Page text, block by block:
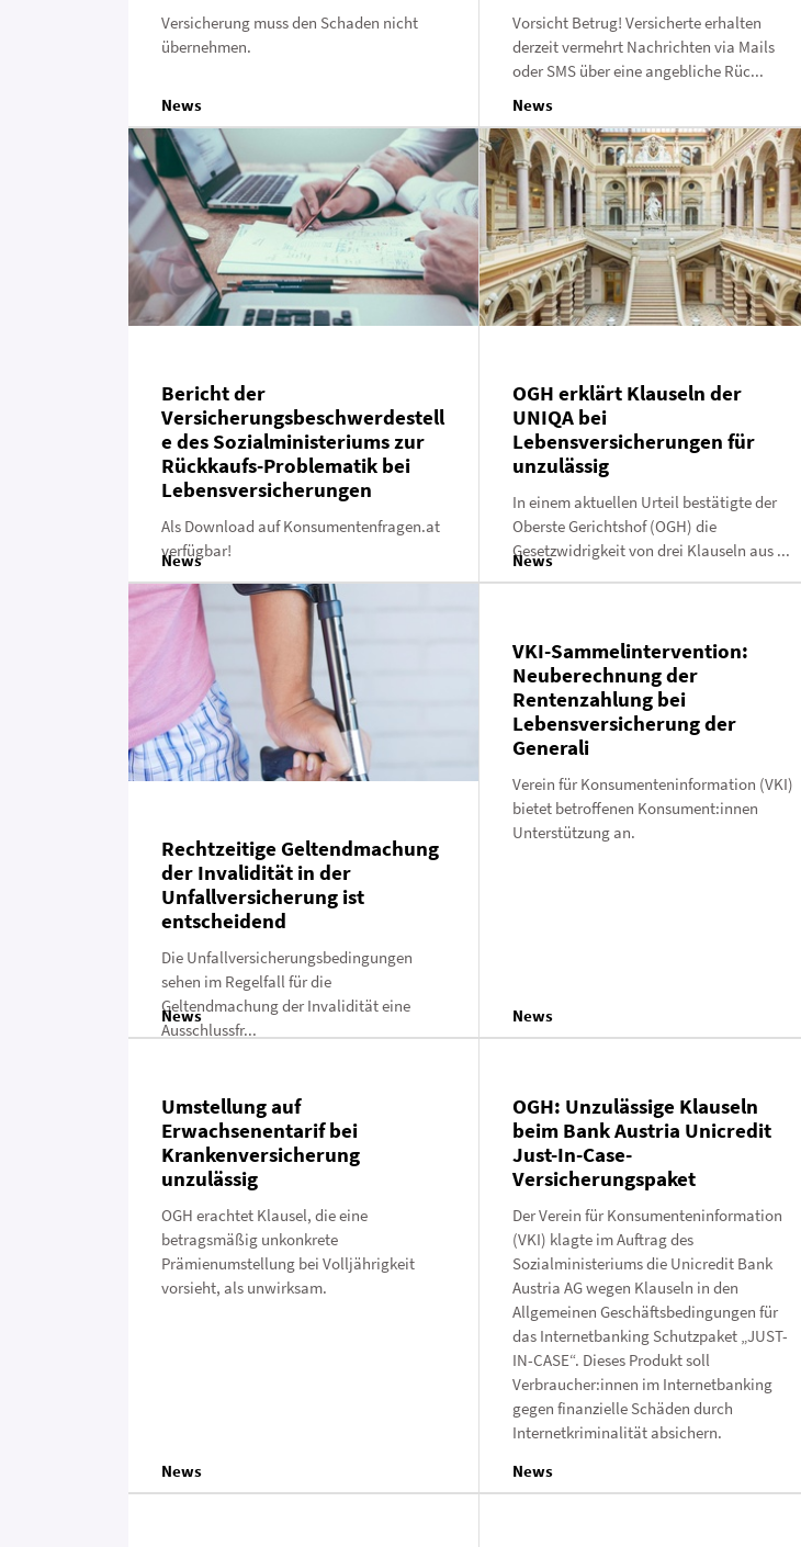
Versicherung muss den Schaden nicht
übernehmen.
News
Vorsicht Betrug! Versicherte erhalten
derzeit vermehrt Nachrichten via Mails
oder SMS über eine angebliche Rüc...
News
Bericht der
Versicherungsbeschwerdestell
e des Sozialministeriums zur
Rückkaufs-Problematik bei
Lebensversicherungen
Als Download auf Konsumentenfragen.at
verfügbar!
News
OGH erklärt Klauseln der
UNIQA bei
Lebensversicherungen für
unzulässig
In einem aktuellen Urteil bestätigte der
Oberste Gerichtshof (OGH) die
Gesetzwidrigkeit von drei Klauseln aus ...
News
Rechtzeitige Geltendmachung
der Invalidität in der
Unfallversicherung ist
entscheidend
Die Unfallversicherungsbedingungen
sehen im Regelfall für die
Geltendmachung der Invalidität eine
Ausschlussfr...
News
VKI-Sammelintervention:
Neuberechnung der
Rentenzahlung bei
Lebensversicherung der
Generali
Verein für Konsumenteninformation (VKI)
bietet betroffenen Konsument:innen
Unterstützung an.
News
Umstellung auf
Erwachsenentarif bei
Krankenversicherung
unzulässig
OGH erachtet Klausel, die eine
betragsmäßig unkonkrete
Prämienumstellung bei Volljährigkeit
vorsieht, als unwirksam.
News
OGH: Unzulässige Klauseln
beim Bank Austria Unicredit
Just-In-Case-
Versicherungspaket
Der Verein für Konsumenteninformation
(VKI) klagte im Auftrag des
Sozialministeriums die Unicredit Bank
Austria AG wegen Klauseln in den
Allgemeinen Geschäftsbedingungen für
das Internetbanking Schutzpaket „JUST-
IN-CASE“. Dieses Produkt soll
Verbraucher:innen im Internetbanking
gegen finanzielle Schäden durch
Internetkriminalität absichern.
News